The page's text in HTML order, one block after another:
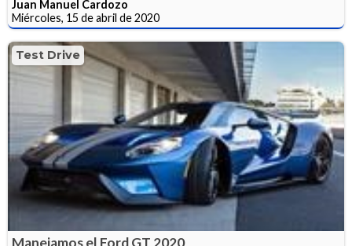
Juan Manuel Cardozo
Miércoles, 15 de abril de 2020
Test Drive
Manejamos el Ford GT 2020